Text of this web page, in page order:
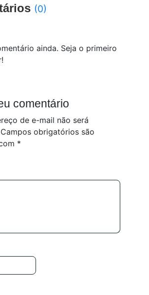
(0)
ainda. Seja o primeiro
comentário
de e-mail não será
Campos obrigatórios são
*